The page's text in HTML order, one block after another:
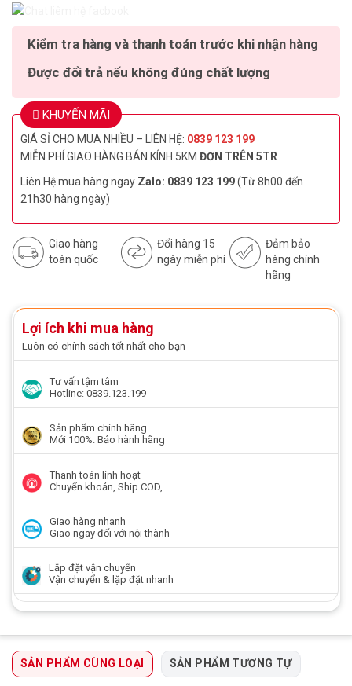
Kiểm tra hàng và thanh toán trước khi nhận hàng
Được đổi trả nếu không đúng chất lượng
KHUYẾN MÃI
GIÁ SỈ CHO MUA NHIỀU – LIÊN HỆ: 0839 123 199
MIỄN PHÍ GIAO HÀNG BÁN KÍNH 5KM ĐƠN TRÊN 5TR
Liên Hệ mua hàng ngay Zalo: 0839 123 199(Từ 8h00 đến
21h30 hàng ngày)
Giao hàng
toàn quốc
Đổi hàng 15
ngày miễn phí
Đảm bảo
hàng chính
hãng
Lợi ích khi mua hàng
Luôn có chính sách tốt nhất cho bạn
Tư vấn tậm tâm
Hotline: 0839.123.199
Sản phẩm chính hãng
Mới 100%. Bảo hành hãng
Thanh toán linh hoạt
Chuyển khoản, Ship COD,
Giao hàng nhanh
Giao ngay đối với nội thành
Lắp đặt vận chuyển
Vận chuyển & lặp đặt nhanh
SẢN PHẨM CÙNG LOẠI SẢN PHẨM TƯƠNG TỰ